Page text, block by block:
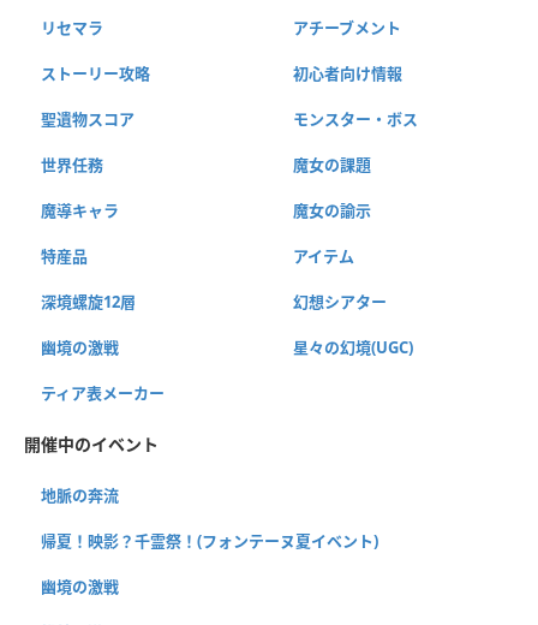
リセマラ アチーブメント
ストーリー攻略 初心者向け情報
聖遺物スコア モンスター・ボス
世界任務 魔女の課題
魔導キャラ 魔女の諭示
特産品 アイテム
深境螺旋12層 幻想シアター
幽境の激戦 星々の幻境(UGC)
ティア表メーカー
開催中のイベント
地脈の奔流
帰夏！映影？千霊祭！(フォンテーヌ夏イベント)
幽境の激戦